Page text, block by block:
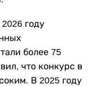
году
более 75
что конкурс в
В 2025 году